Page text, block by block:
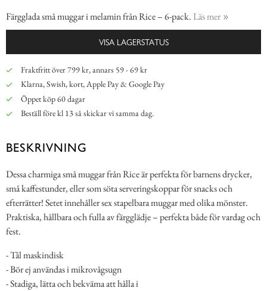
Färgglada små muggar i melamin från Rice – 6-pack. Läs mer
VISA LAGERSTATUS
Fraktfritt över 799 kr, annars 59 - 69 kr
Klarna, Swish, kort, Apple Pay & Google Pay
Öppet köp 60 dagar
Beställ före kl 13 så skickar vi samma dag.
BESKRIVNING
Dessa charmiga små muggar från Rice är perfekta för barnens drycker,
små kaffestunder, eller som söta serveringskoppar för snacks och
efterrätter! Setet innehåller sex stapelbara muggar med olika mönster.
Praktiska, hållbara och fulla av färgglädje – perfekta både för vardag och
fest.
- Tål maskindisk
- Bör ej användas i mikrovågsugn
- Stadiga, lätta och bekväma att hålla i